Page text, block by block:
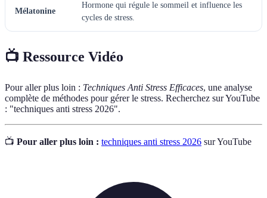
Mélatonine
Hormone qui régule le sommeil et influence les
cycles de stress.
📺 Ressource Vidéo
Pour aller plus loin : Techniques Anti Stress Efficaces, une analyse
complète de méthodes pour gérer le stress. Recherchez sur YouTube
: "techniques anti stress 2026".
📺 Pour aller plus loin : techniques anti stress 2026 sur YouTube